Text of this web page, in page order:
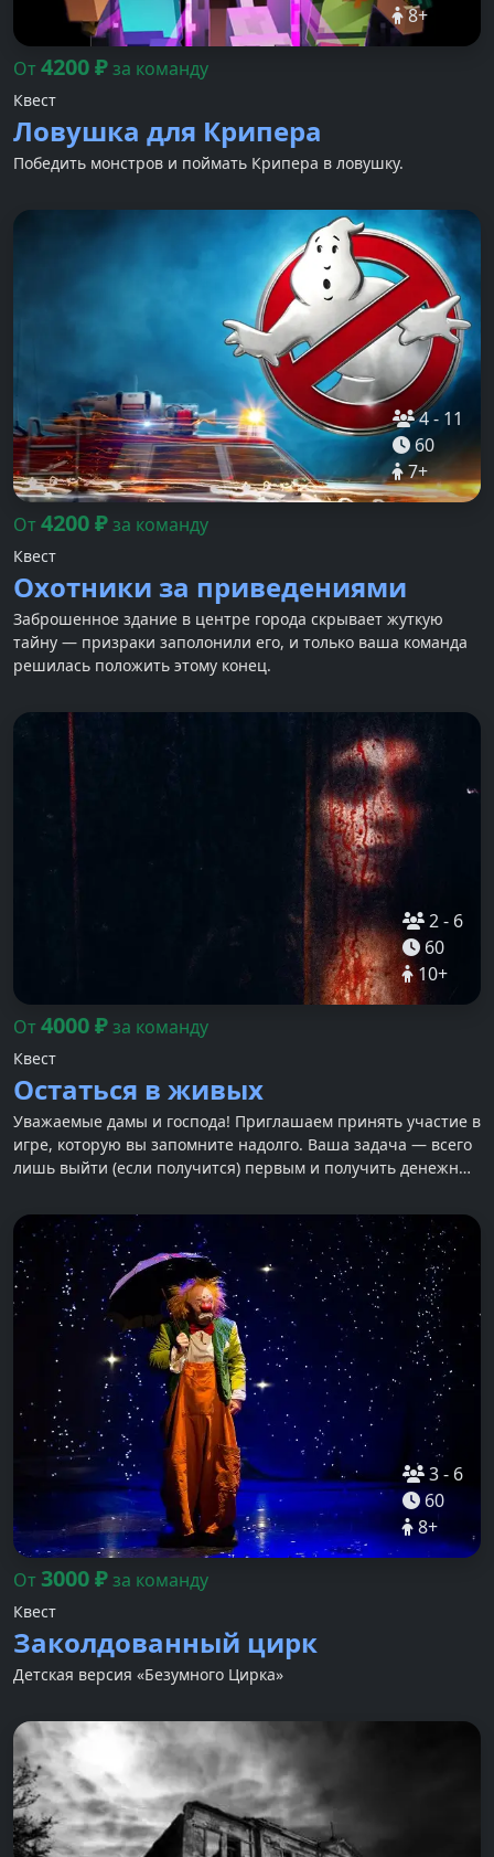
8+
От4200₽за команду
Квест
Ловушка для Крипера
Победить монстров и поймать Крипера в ловушку.
4- 11
60
7+
От4200₽за команду
Квест
Охотники за приведениями
Заброшенное здание в центре города скрывает жуткую
тайну — призраки заполонили его, и только ваша команда
решилась положить этому конец.
2- 6
60
10+
От4000₽за команду
Квест
Остаться в живых
Уважаемые дамы и господа! Приглашаем принять участие в
игре, которую вы запомните надолго. Ваша задача — всего
лишь выйти (если получится) первым и получить денежный
3- 6
60
8+
От3000₽за команду
Квест
Заколдованный цирк
Детская версия «Безумного Цирка»